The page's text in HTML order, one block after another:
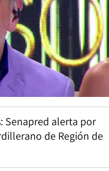
Senapred alerta por
de Región de